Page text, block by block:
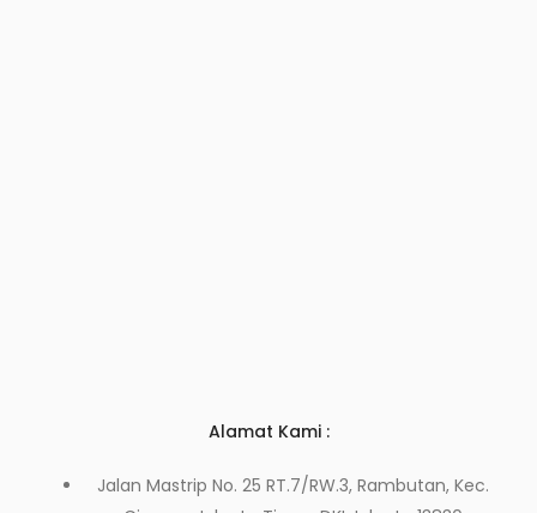
Alamat Kami :
Jalan Mastrip No. 25 RT.7/RW.3, Rambutan, Kec.